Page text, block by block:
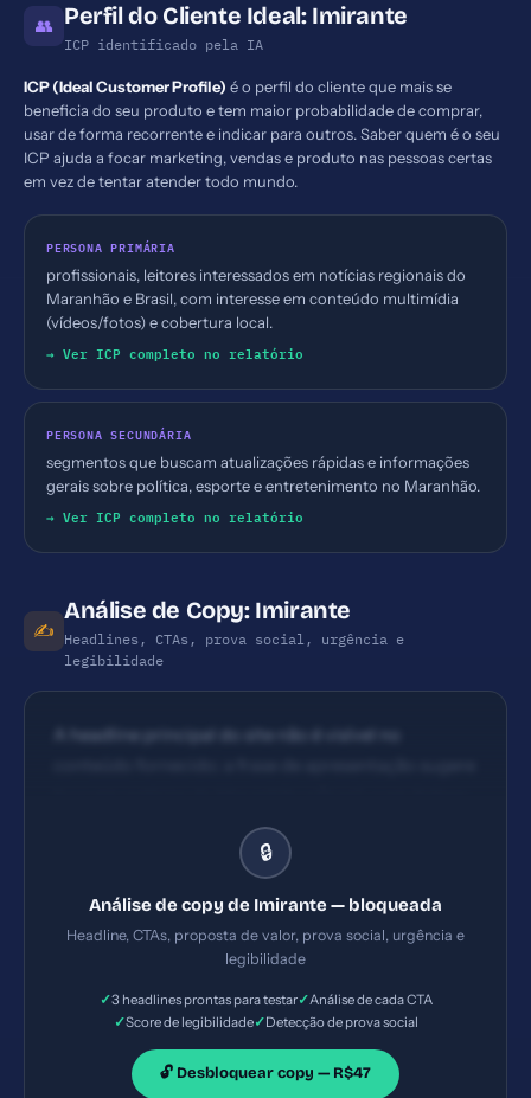
👥 Perfil do Cliente Ideal: Imirante
ICP identificado pela IA
ICP (Ideal Customer Profile) é o perfil do cliente que mais se
beneficia do seu produto e tem maior probabilidade de comprar,
usar de forma recorrente e indicar para outros. Saber quem é o seu
ICP ajuda a focar marketing, vendas e produto nas pessoas certas
em vez de tentar atender todo mundo.
PERSONA PRIMÁRIA
profissionais, leitores interessados em notícias regionais do
Maranhão e Brasil, com interesse em conteúdo multimídia
(vídeos/fotos) e cobertura local.
→ Ver ICP completo no relatório
PERSONA SECUNDÁRIA
segmentos que buscam atualizações rápidas e informações
gerais sobre política, esporte e entretenimento no Maranhão.
→ Ver ICP completo no relatório
✍️
Análise de Copy: Imirante
Headlines, CTAs, prova social, urgência e
legibilidade
A headline principal do site não é visível no
em abrangência (esporte, entretenimento, serviços,
vídeos e fotos). Falta clareza de benefício imediato
forte em promessa de valor ou benefício concreto.
Não há CTAs claros na captura de conteúdo
navegação e links de leitura, porém sem CTA de
típicos de “Leia mais”, “Assine”, ou “Assine
🔒
Análise de copy de Imirante — bloqueada
Headline, CTAs, proposta de valor, prova social, urgência e
legibilidade
✓3 headlines prontas para testar✓Análise de cada CTA
✓Score de legibilidade✓Detecção de prova social
🔓 Desbloquear copy — R$47